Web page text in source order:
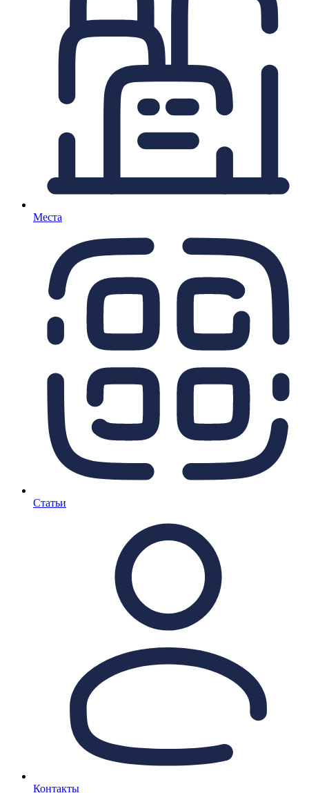
Места
Статьи
Контакты